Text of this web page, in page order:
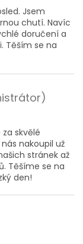
Jsem
chutí. Navíc
doručení a
Těším se na
skvělé
nakoupil už
stránek až
Těšíme se na
den!